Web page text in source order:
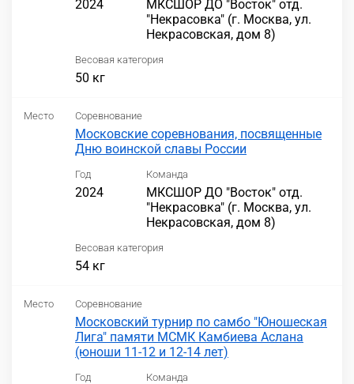
2024
МКСШОР ДО "Восток" отд.
"Некрасовка" (г. Москва, ул.
Некрасовская, дом 8)
Весовая категория
50 кг
Место Соревнование
Московские соревнования, посвященные
Дню воинской славы России
Год
2024
Команда
МКСШОР ДО "Восток" отд.
"Некрасовка" (г. Москва, ул.
Некрасовская, дом 8)
Весовая категория
54 кг
Место Соревнование
Московский турнир по самбо "Юношеская
Лига" памяти МСМК Камбиева Аслана
(юноши 11-12 и 12-14 лет)
Год Команда